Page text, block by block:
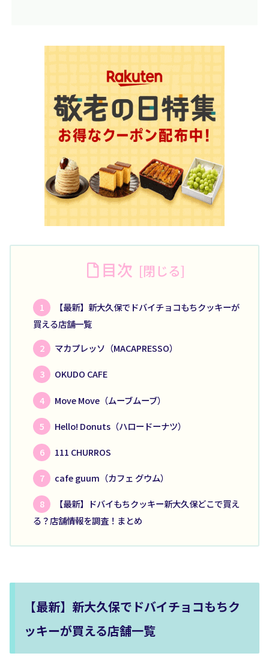
目次
【最新】新大久保でドバイチョコもちクッキーが
買える店舗一覧
マカプレッソ（MACAPRESSO）
OKUDO CAFE
Move Move（ムーブムーブ）
Hello! Donuts（ハロードーナツ）
111 CHURROS
cafe guum（カフェ グウム）
【最新】ドバイもちクッキー新大久保どこで買え
る？店舗情報を調査！まとめ
【最新】新大久保でドバイチョコもちク
ッキーが買える店舗一覧